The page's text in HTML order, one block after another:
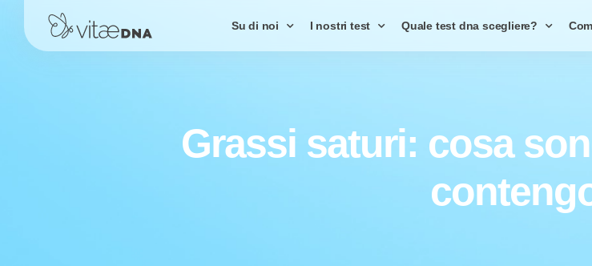
Su di noi I nostri test Quale test dna scegliere?
Grassi saturi: cosa